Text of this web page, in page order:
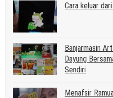
Cara keluar
Banjarmasin
Dayung
Sendiri
Menafsir